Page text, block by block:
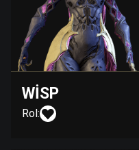
WISP
Rol: